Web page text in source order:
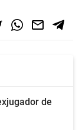
de